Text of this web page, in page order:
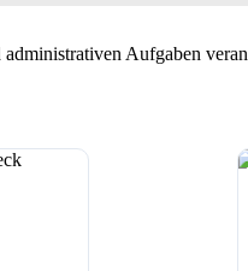
Aufgaben